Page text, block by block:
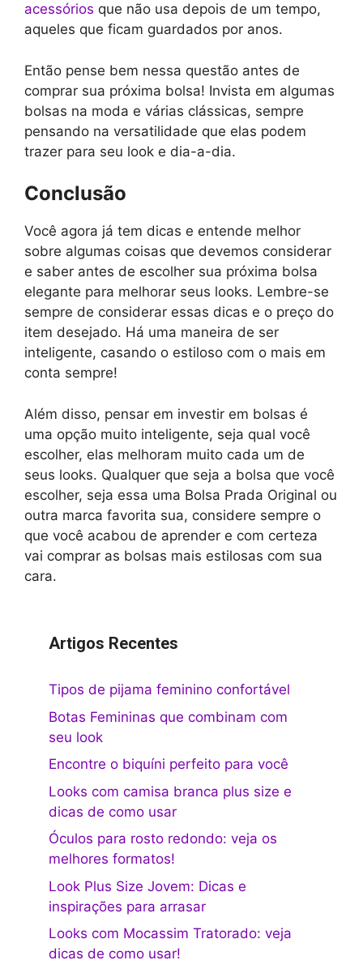
acessórios que não usa depois de um tempo,
aqueles que ficam guardados por anos.
Então pense bem nessa questão antes de
comprar sua próxima bolsa! Invista em algumas
bolsas na moda e várias clássicas, sempre
pensando na versatilidade que elas podem
trazer para seu look e dia-a-dia.
Conclusão
Você agora já tem dicas e entende melhor
sobre algumas coisas que devemos considerar
e saber antes de escolher sua próxima bolsa
elegante para melhorar seus looks. Lembre-se
sempre de considerar essas dicas e o preço do
item desejado. Há uma maneira de ser
inteligente, casando o estiloso com o mais em
conta sempre!
Além disso, pensar em investir em bolsas é
uma opção muito inteligente, seja qual você
escolher, elas melhoram muito cada um de
seus looks. Qualquer que seja a bolsa que você
escolher, seja essa uma Bolsa Prada Original ou
outra marca favorita sua, considere sempre o
que você acabou de aprender e com certeza
vai comprar as bolsas mais estilosas com sua
cara.
Artigos Recentes
Tipos de pijama feminino confortável
Botas Femininas que combinam com
seu look
Encontre o biquíni perfeito para você
Looks com camisa branca plus size e
dicas de como usar
Óculos para rosto redondo: veja os
melhores formatos!
Look Plus Size Jovem: Dicas e
inspirações para arrasar
Looks com Mocassim Tratorado: veja
dicas de como usar!